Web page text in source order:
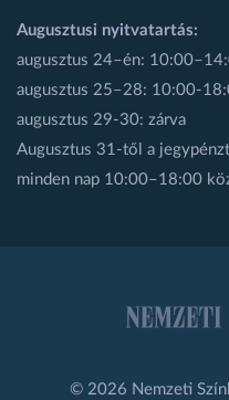
Augusztusi nyitvatartás:
augusztus 24–én:
augusztus 25–28: 10:00-
augusztus 29-30: zárva
Augusztus 31-től a
minden nap 10:00–18:00
© 2026 Nemzeti